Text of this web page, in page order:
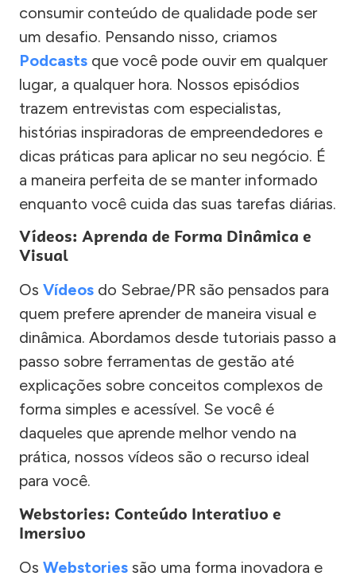
consumir conteúdo de qualidade pode ser
um desafio. Pensando nisso, criamos
Podcasts que você pode ouvir em qualquer
lugar, a qualquer hora. Nossos episódios
trazem entrevistas com especialistas,
histórias inspiradoras de empreendedores e
dicas práticas para aplicar no seu negócio. É
a maneira perfeita de se manter informado
enquanto você cuida das suas tarefas diárias.
Vídeos: Aprenda de Forma Dinâmica e
Visual
Os Vídeos do Sebrae/PR são pensados para
quem prefere aprender de maneira visual e
dinâmica. Abordamos desde tutoriais passo a
passo sobre ferramentas de gestão até
explicações sobre conceitos complexos de
forma simples e acessível. Se você é
daqueles que aprende melhor vendo na
prática, nossos vídeos são o recurso ideal
para você.
Webstories: Conteúdo Interativo e
Imersivo
Os Webstories são uma forma inovadora e